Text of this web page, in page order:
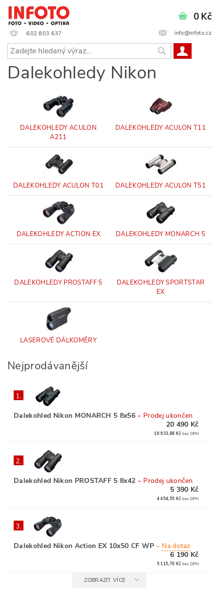
602 803 637 info@infoto.cz
0 Kč
Dalekohledy Nikon
DALEKOHLEDY ACULON
A211
DALEKOHLEDY ACULON T11
DALEKOHLEDY ACULON T01 DALEKOHLEDY ACULON T51
DALEKOHLEDY ACTION EX DALEKOHLEDY MONARCH 5
DALEKOHLEDY PROSTAFF 5
DALEKOHLEDY SPORTSTAR
EX
LASEROVÉ DÁLKOMĚRY
Nejprodávanější
1.
Dalekohled Nikon MONARCH 5 8x56– Prodej ukončen
20 490 Kč
16 933,88 Kč bez DPH
2.
Dalekohled Nikon PROSTAFF 5 8x42 – Prodej ukončen
5 390 Kč
4 454,55 Kč bez DPH
3.
Dalekohled Nikon Action EX 10x50 CF WP – Na dotaz
6 190 Kč
5 115,70 Kč bez DPH
ZOBRAZIT VÍCE